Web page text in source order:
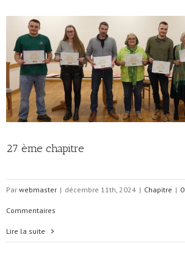
27 ème chapitre
Par webmaster | décembre 11th, 2024 | Chapitre | 0
Commentaires
Lire la suite